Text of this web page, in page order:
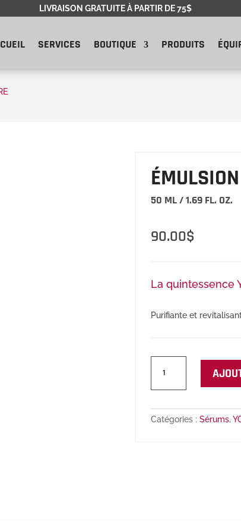
LIVRAISON GRATUITE À PARTIR DE 75$
SERVICES BOUTIQUE PRODUITS
50 ML / 1.69 FL. OZ.
90.00$
La quintessence
Purifiante et
Émulsion
Catégories :Sérums,